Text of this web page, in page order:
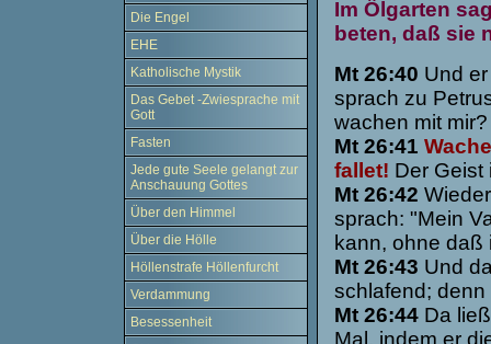
Die Engel
EHE
Katholische Mystik
Das Gebet -Zwiesprache mit
Gott
Fasten
Jede gute Seele gelangt zur
Anschauung Gottes
Über den Himmel
Über die Hölle
Höllenstrafe Höllenfurcht
Verdammung
Besessenheit
Im Ölgarten
beten, daß sie
Mt 26:40 Und
sprach zu
wachen mit mir?
Mt 26:41
fallet! Der Geist
Mt 26:42
sprach: "Mein
kann, ohne daß
Mt 26:43 Und
schlafend; denn
Mt 26:44 Da